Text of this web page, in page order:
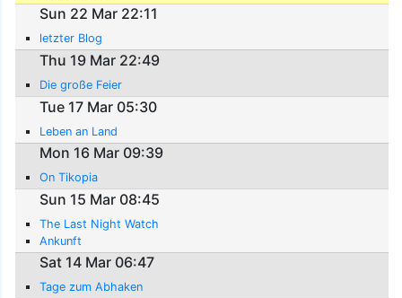
Sun 22 Mar 22:11
letzter Blog
Thu 19 Mar 22:49
Die große Feier
Tue 17 Mar 05:30
Leben an Land
Mon 16 Mar 09:39
On Tikopia
Sun 15 Mar 08:45
The Last Night Watch
Ankunft
Sat 14 Mar 06:47
Tage zum Abhaken